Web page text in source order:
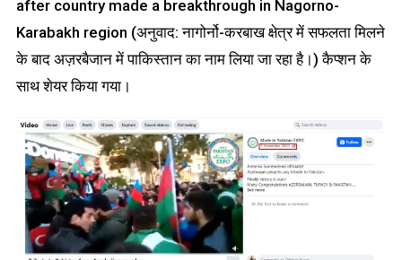
after country made a breakthrough in Nagorno-
Karabakh region (अनुवाद: नागोर्नो-करबाख क्षेत्र में सफलता मिलने
के बाद अज़रबैजान में पाकिस्तान का नाम लिया जा रहा है।) कैप्शन के
साथ शेयर किया गया।